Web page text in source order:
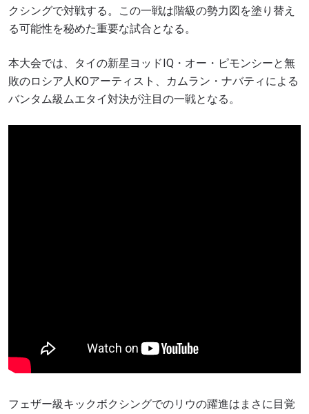
クシングで対戦する。この一戦は階級の勢力図を塗り替え
る可能性を秘めた重要な試合となる。
本大会では、タイの新星ヨッドIQ・オー・ピモンシーと無
敗のロシア人KOアーティスト、カムラン・ナバティによる
バンタム級ムエタイ対決が注目の一戦となる。
フェザー級キックボクシングでのリウの躍進はまさに目覚